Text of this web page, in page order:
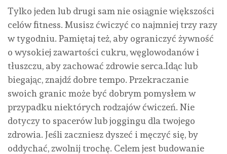
Tylko jeden lub drugi sam nie osiągnie większości
celów fitness. Musisz ćwiczyć co najmniej trzy razy
w tygodniu. Pamiętaj też, aby ograniczyć żywność
o wysokiej zawartości cukru, węglowodanów i
tłuszczu, aby zachować zdrowie serca.Idąc lub
biegając, znajdź dobre tempo. Przekraczanie
swoich granic może być dobrym pomysłem w
przypadku niektórych rodzajów ćwiczeń. Nie
dotyczy to spacerów lub joggingu dla twojego
zdrowia. Jeśli zaczniesz dyszeć i męczyć się, by
oddychać, zwolnij trochę. Celem jest budowanie